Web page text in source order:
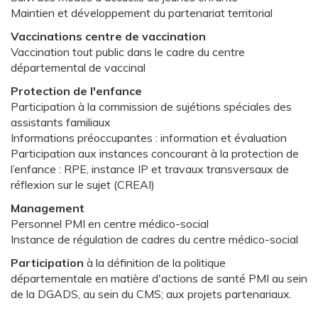
Maintien et développement du partenariat territorial
Vaccinations centre de vaccination
Vaccination tout public dans le cadre du centre
départemental de vaccinal
Protection de l'enfance
Participation à la commission de sujétions spéciales des
assistants familiaux
Informations préoccupantes : information et évaluation
Participation aux instances concourant à la protection de
l’enfance : RPE, instance IP et travaux transversaux de
réflexion sur le sujet (CREAI)
Management
Personnel PMI en centre médico-social
Instance de régulation de cadres du centre médico-social
Participation à la définition de la politique
départementale en matière d'actions de santé PMI au sein
de la DGADS, au sein du CMS; aux projets partenariaux.